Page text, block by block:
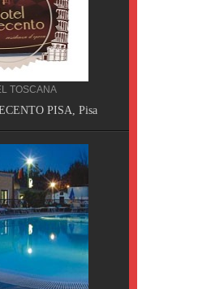
TOSCANA
PISA, Pisa